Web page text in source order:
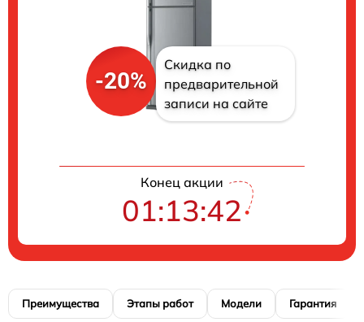
-20%
Скидка по
предварительной
записи на сайте
Конец акции
01:13:42
Преимущества Этапы работ Модели Гарантия